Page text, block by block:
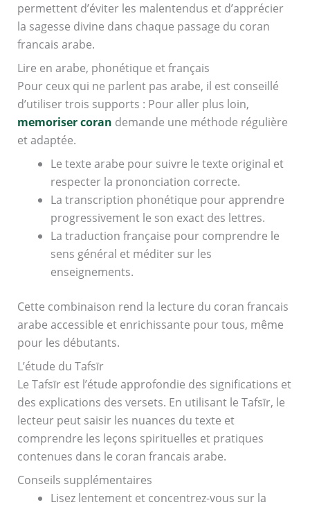
permettent d’éviter les malentendus et d’apprécier
la sagesse divine dans chaque passage du coran
francais arabe.
Lire en arabe, phonétique et français
Pour ceux qui ne parlent pas arabe, il est conseillé
d’utiliser trois supports : Pour aller plus loin,
memoriser coran demande une méthode régulière
et adaptée.
Le texte arabe pour suivre le texte original et
respecter la prononciation correcte.
La transcription phonétique pour apprendre
progressivement le son exact des lettres.
La traduction française pour comprendre le
sens général et méditer sur les
enseignements.
Cette combinaison rend la lecture du coran francais
arabe accessible et enrichissante pour tous, même
pour les débutants.
L’étude du Tafsīr
Le Tafsīr est l’étude approfondie des significations et
des explications des versets. En utilisant le Tafsīr, le
lecteur peut saisir les nuances du texte et
comprendre les leçons spirituelles et pratiques
contenues dans le coran francais arabe.
Conseils supplémentaires
Lisez lentement et concentrez-vous sur la